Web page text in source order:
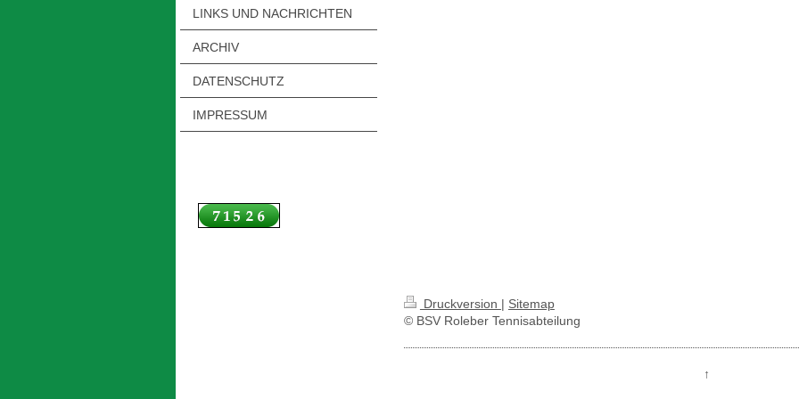
LINKS UND NACHRICHTEN
ARCHIV
DATENSCHUTZ
IMPRESSUM
Druckversion | Sitemap
© BSV Roleber Tennisabteilung
↑